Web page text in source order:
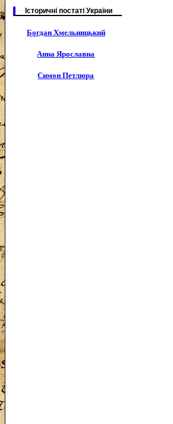
Історичні постаті України
Богдан Хмельницький
Анна Ярославна
Симон Петлюра